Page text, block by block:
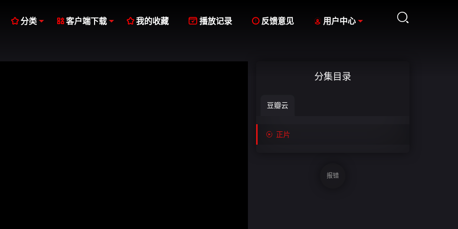

分类 客户端下载 我的收藏  播放记录  反馈意见  用户中心
分集目录
豆瓣云
 正片
报错